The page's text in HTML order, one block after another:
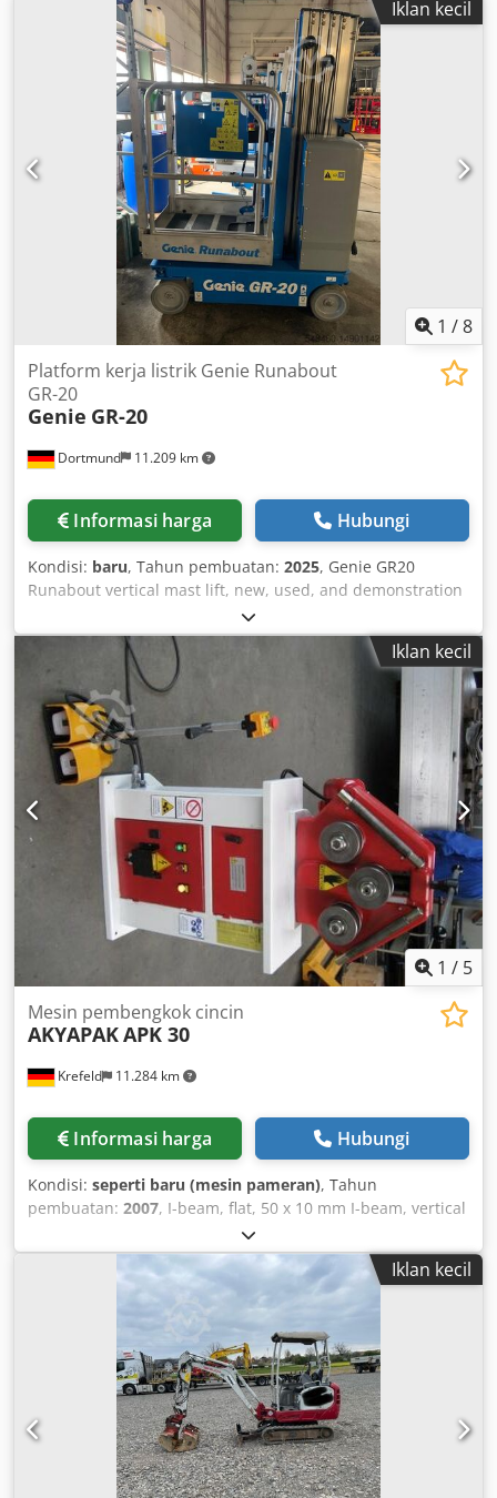
Iklan kecil
1 /8
Dortmund 11.209 km
Platform kerja listrik Genie Runabout
GR-20
Genie GR-20
Informasi harga Hubungi
Kondisi: baru, Tahun pembuatan: 2025, Genie GR20
Runabout vertical mast lift, new, used, and demonstration
machines available Codpfxerh D R Aj Am Rsrf
Iklan kecil
1 / 5
Krefeld 11.284 km
Mesin pembengkok cincin
AKYAPAKAPK 30
Informasi harga Hubungi
Kondisi: seperti baru (mesin pameran), Tahun
pembuatan: 2007, I-beam, flat, 50 x 10 mm I-beam, vertical
orientation, 80 x 15 mm Angle steel, 50 mm Round stock,
30.0 mm Maximum raw diameter: 1 1/2" Solid bar
diameter: 30.0 mm Weight: 0.185 t Dimensions (L x W x H):
670 x 530 x 1350 mm Square stock: 40 x 40 x 3 mm Tubes:
60 x 2.0 mm Total power requirement: 0.75 kW
Demonstration machine Crsdpfx Amet U R H Us Rsf
Equipment: - Machine base frame - Foot switch - Standard
rollers (split) - Horizontal and vertical bending possible
Iklan kecil